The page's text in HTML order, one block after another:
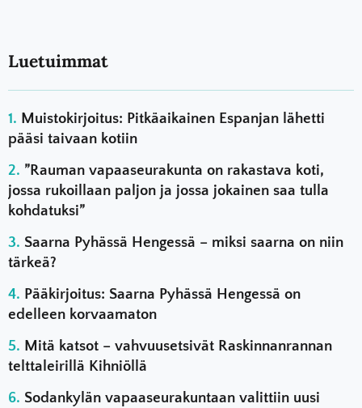
Luetuimmat
Muistokirjoitus: Pitkäaikainen Espanjan lähetti
pääsi taivaan kotiin
”Rauman vapaaseurakunta on rakastava koti,
jossa rukoillaan paljon ja jossa jokainen saa tulla
kohdatuksi”
Saarna Pyhässä Hengessä – miksi saarna on niin
tärkeä?
Pääkirjoitus: Saarna Pyhässä Hengessä on
edelleen korvaamaton
Mitä katsot – vahvuusetsivät Raskinnanrannan
telttaleirillä Kihniöllä
Sodankylän vapaaseurakuntaan valittiin uusi